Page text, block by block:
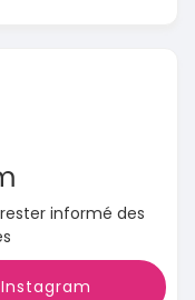
informé des